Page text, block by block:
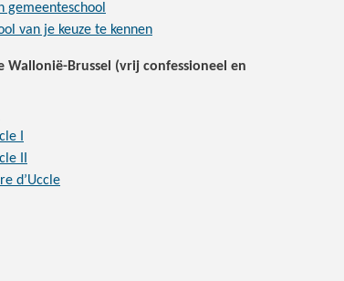
gemeenteschool
van je keuze te kennen
Wallonië-Brussel (vrij confessioneel en
I
II
d’Uccle